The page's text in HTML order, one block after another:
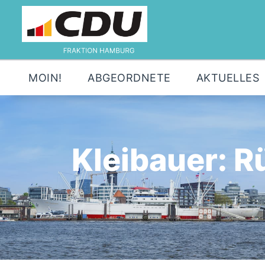
MOIN! ABGEORDNETE AKTUELLES
Kleibauer: